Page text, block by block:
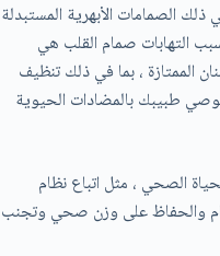
الصمامات الأبهرية المستبدلة
التهابات صمام القلب هي
الممتازة ، بما في ذلك تنظيف
طبيبك بالمضادات الحيوية
الصحي ، مثل اتباع نظام
والحفاظ على وزن صحي وتجنب